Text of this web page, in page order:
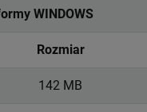
WINDOWS
Rozmiar
142 MB